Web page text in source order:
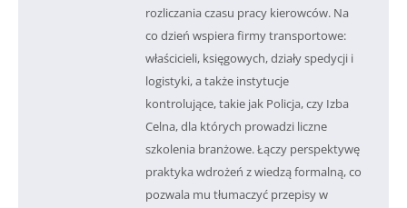
rozliczania czasu pracy kierowców. Na
co dzień wspiera firmy transportowe:
właścicieli, księgowych, działy spedycji i
logistyki, a także instytucje
kontrolujące, takie jak Policja, czy Izba
Celna, dla których prowadzi liczne
szkolenia branżowe. Łączy perspektywę
praktyka wdrożeń z wiedzą formalną, co
pozwala mu tłumaczyć przepisy w